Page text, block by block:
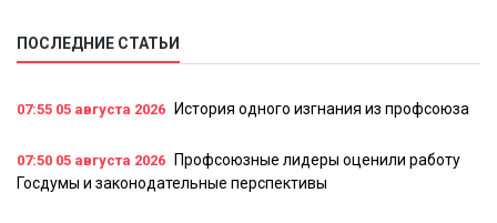
ПОСЛЕДНИЕ СТАТЬИ
07:55 05 августа 2026 История одного изгнания из профсоюза
07:50 05 августа 2026
Профсоюзные лидеры оценили работу
Госдумы и законодательные перспективы